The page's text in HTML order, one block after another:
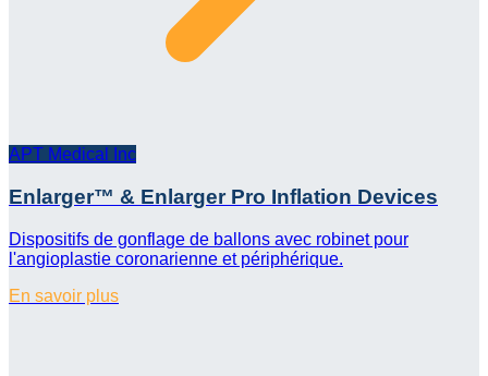
APT Medical Inc
Enlarger™ & Enlarger Pro Inflation Devices
Dispositifs de gonflage de ballons avec robinet pour
l'angioplastie coronarienne et périphérique.
En savoir plus